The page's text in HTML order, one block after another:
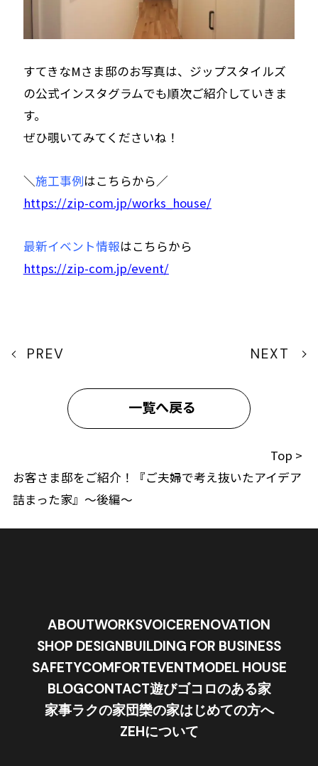
Top >
お客さま邸をご紹介！『ご夫婦で考え抜いたアイデア
詰まった家』〜後編〜
すてきなMさま邸のお写真は、ジップスタイルズ
の公式インスタグラムでも順次ご紹介していきま
す。
ぜひ覗いてみてくださいね！
＼施工事例はこちらから／
https://zip-com.jp/works_house/
最新イベント情報はこちらから
https://zip-com.jp/event/
PREV
一覧へ戻る
NEXT
ABOUTWORKSVOICERENOVATION
SHOP DESIGNBUILDING FOR BUSINESS
SAFETYCOMFORTEVENTMODEL HOUSE
BLOGCONTACT遊びゴコロのある家
家事ラクの家団欒の家はじめての方へ
ZEHについて